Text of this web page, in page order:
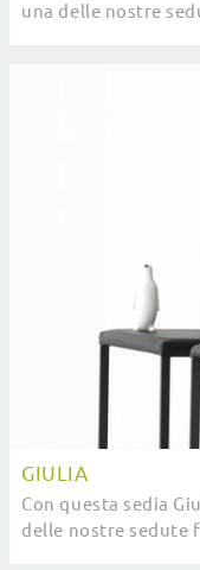
una delle nostre
GIULIA
Con questa sedia
delle nostre sedute